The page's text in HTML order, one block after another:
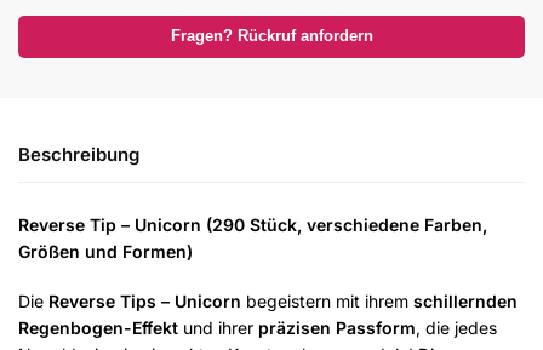
Fragen? Rückruf anfordern
Beschreibung
Reverse Tip – Unicorn (290 Stück, verschiedene Farben,
Größen und Formen)
Die Reverse Tips – Unicorn begeistern mit ihrem schillernden
Regenbogen-Effekt und ihrer präzisen Passform, die jedes